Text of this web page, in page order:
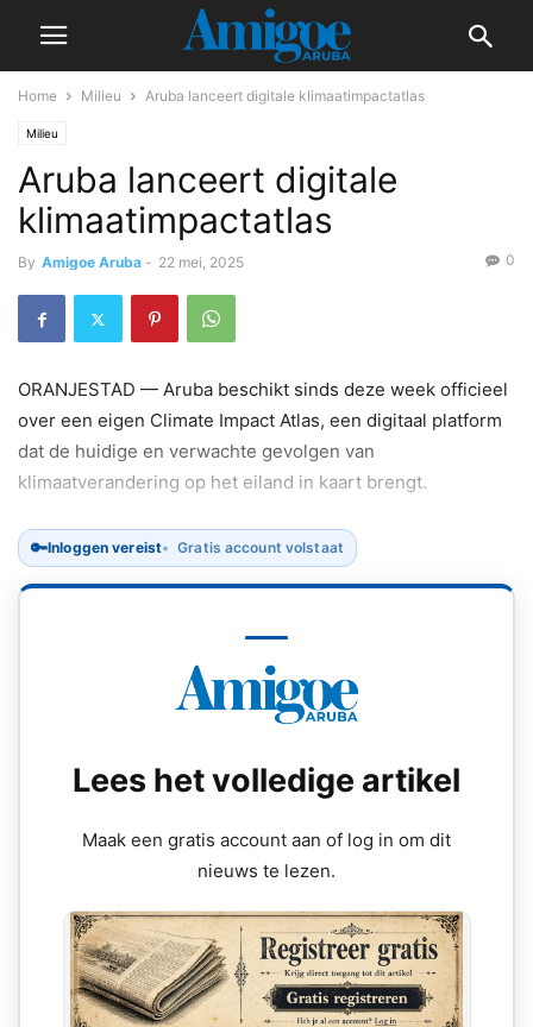
Home Milieu Aruba lanceert digitale klimaatimpactatlas
Milieu
Aruba lanceert digitale
klimaatimpactatlas
By Amigoe Aruba - 22 mei, 2025 0
ORANJESTAD — Aruba beschikt sinds deze week officieel
over een eigen Climate Impact Atlas, een digitaal platform
dat de huidige en verwachte gevolgen van
klimaatverandering op het eiland in kaart brengt.
🔑Inloggen vereist Gratis account volstaat
Lees het volledige artikel
Maak een gratis account aan of log in om dit
nieuws te lezen.